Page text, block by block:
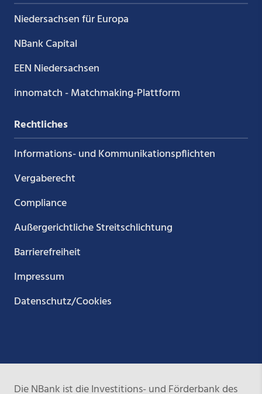
Niedersachsen für Europa
NBank Capital
EEN Niedersachsen
innomatch - Matchmaking-Plattform
Rechtliches
Informations- und Kommunikations­pflichten
Vergaberecht
Compliance
Außergerichtliche Streitschlichtung
Barrierefreiheit
Impressum
Datenschutz/Cookies
Die NBank ist die Investitions- und Förderbank des